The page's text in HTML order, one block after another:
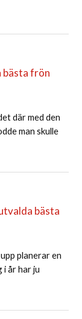
bästa frön
där med den
man skulle
bästa
planerar en
år har ju